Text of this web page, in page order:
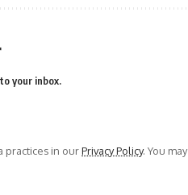
your inbox.
practices in ourPrivacy Policy. You may